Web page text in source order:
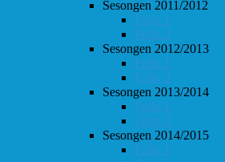
Sesongen 2011/2012
Follo 1
Follo 2
Sesongen 2012/2013
Follo 1
Follo 2
Sesongen 2013/2014
Follo 1
Follo 2
Sesongen 2014/2015
Follo 1